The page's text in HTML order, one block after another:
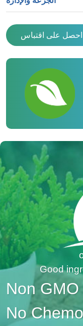
احصل على اقتباس
Good
Non GMO
No